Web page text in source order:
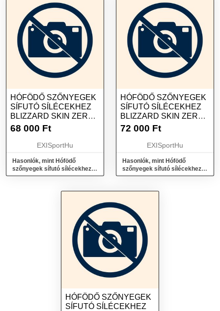
HÓFÖDŐ SZŐNYEGEK
SÍFUTÓ SÍLÉCEKHEZ
BLIZZARD SKIN ZERO
G 85 KOHLA, 1
68 000 Ft
EXISportHu
Hasonlók, mint Hófödő
szőnyegek sífutó sílécekhez
BLIZZARD Skin Zero G 85
HÓFÖDŐ SZŐNYEGEK
SÍFUTÓ SÍLÉCEKHEZ
BLIZZARD SKIN ZERO
G 95 KOHLA, 1
72 000 Ft
EXISportHu
Hasonlók, mint Hófödő
szőnyegek sífutó sílécekhez
BLIZZARD Skin Zero G 95
HÓFÖDŐ SZŐNYEGEK
SÍFUTÓ SÍLÉCEKHEZ